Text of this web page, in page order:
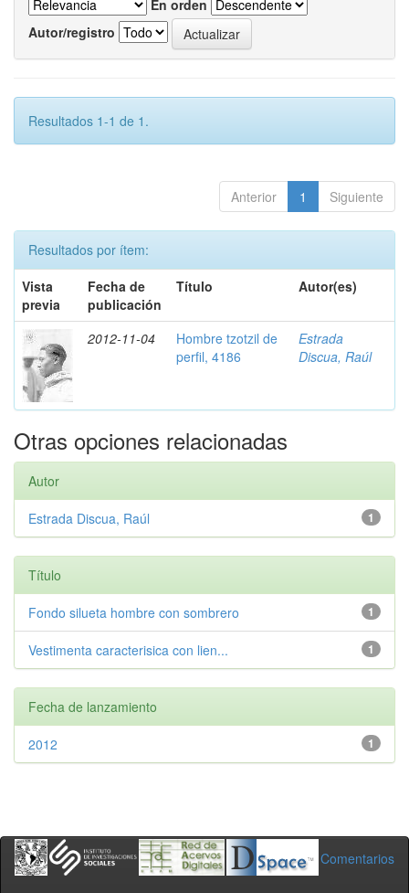
En orden
Autor/registro
Resultados 1-1 de 1.
Anterior 1 Siguiente
Resultados por ítem:
Vista
previa
Fecha de
publicación
Título Autor(es)
2012-11-04
Hombre tzotzil de
perfil, 4186
Estrada
Discua, Raúl
Otras opciones relacionadas
Autor
1
Estrada Discua, Raúl
Título
1
Fondo silueta hombre con sombrero
1
Vestimenta caracterisica con lien...
Fecha de lanzamiento
1
2012
Comentarios